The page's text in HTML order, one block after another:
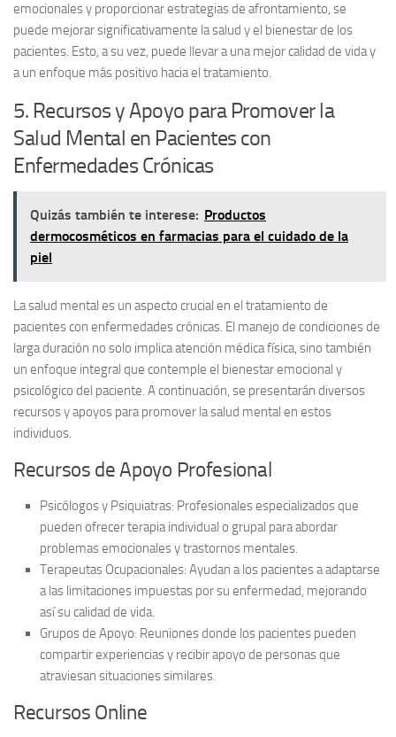
emocionales y proporcionar estrategias de afrontamiento, se
puede mejorar significativamente la salud y el bienestar de los
pacientes. Esto, a su vez, puede llevar a una mejor calidad de vida y
a un enfoque más positivo hacia el tratamiento.
5. Recursos y Apoyo para Promover la
Salud Mental en Pacientes con
Enfermedades Crónicas
Quizás también te interese: Productos
dermocosméticos en farmacias para el cuidado de la
piel
La salud mental es un aspecto crucial en el tratamiento de
pacientes con enfermedades crónicas. El manejo de condiciones de
larga duración no solo implica atención médica física, sino también
un enfoque integral que contemple el bienestar emocional y
psicológico del paciente. A continuación, se presentarán diversos
recursos y apoyos para promover la salud mental en estos
individuos.
Recursos de Apoyo Profesional
Psicólogos y Psiquiatras: Profesionales especializados que
pueden ofrecer terapia individual o grupal para abordar
problemas emocionales y trastornos mentales.
Terapeutas Ocupacionales: Ayudan a los pacientes a adaptarse
a las limitaciones impuestas por su enfermedad, mejorando
así su calidad de vida.
Grupos de Apoyo: Reuniones donde los pacientes pueden
compartir experiencias y recibir apoyo de personas que
atraviesan situaciones similares.
Recursos Online